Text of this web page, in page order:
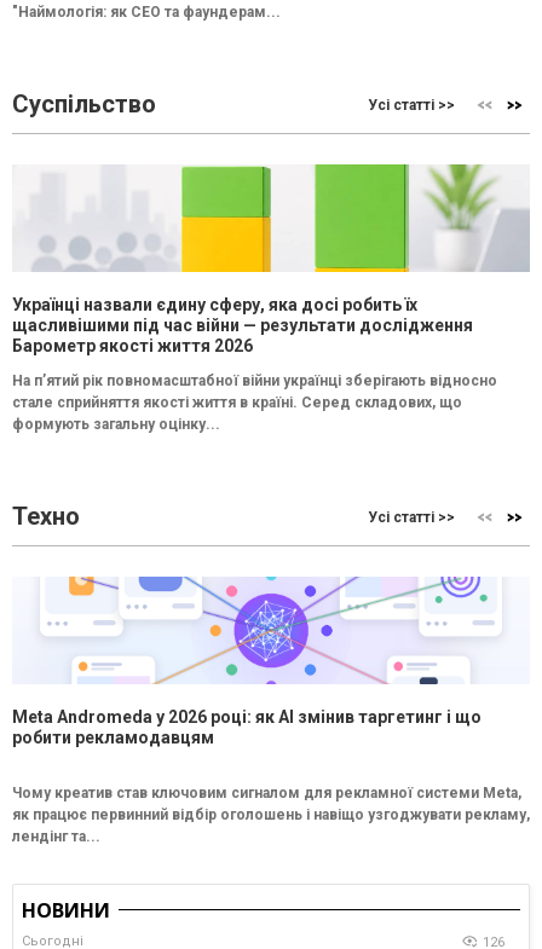
"Наймологія: як СEO та фаундерам...
Суспільство Усі статті >>
Українці назвали єдину сферу, яка досі робить їх
щасливішими під час війни — результати дослідження
Барометр якості життя 2026
На п’ятий рік повномасштабної війни українці зберігають відносно
стале сприйняття якості життя в країні. Серед складових, що
формують загальну оцінку...
Техно Усі статті >>
Meta Andromeda у 2026 році: як AI змінив таргетинг і що
робити рекламодавцям
Чому креатив став ключовим сигналом для рекламної системи Meta,
як працює первинний відбір оголошень і навіщо узгоджувати рекламу,
лендінг та...
НОВИНИ
Сьогодні 126